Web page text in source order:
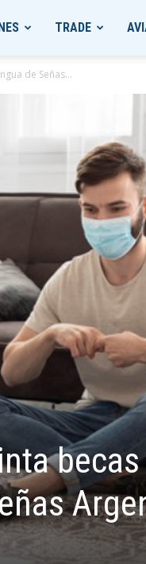
TRADE
de Señas...
becas